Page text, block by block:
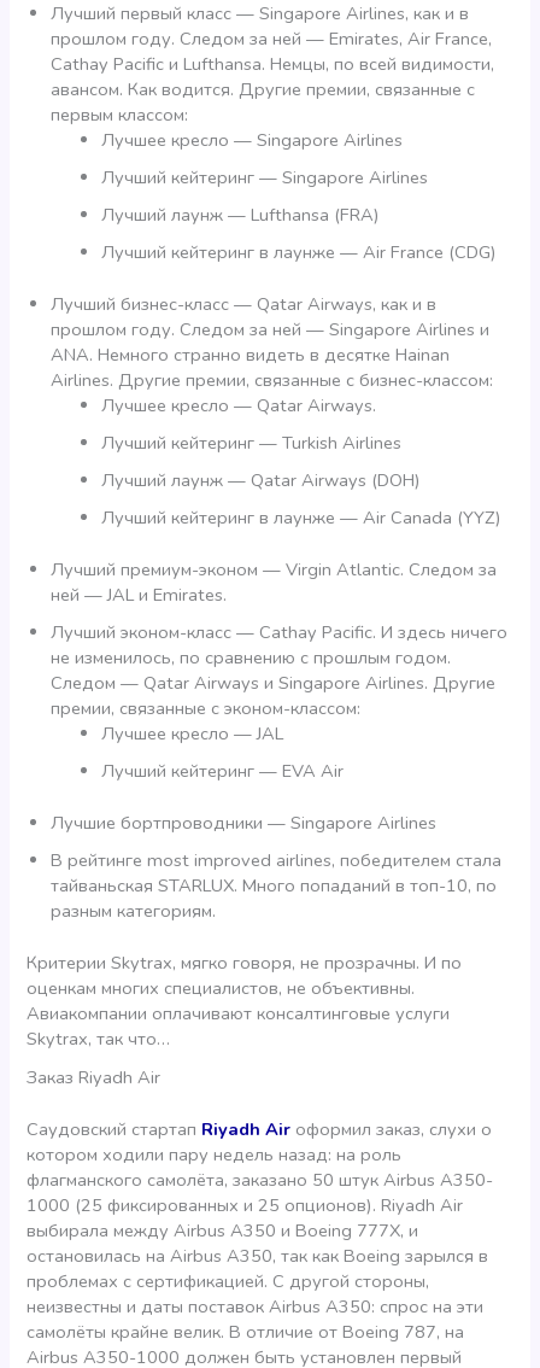
Лучший первый класс — Singapore Airlines, как и в
прошлом году. Следом за ней — Emirates, Air France,
Cathay Pacific и Lufthansa. Немцы, по всей видимости,
авансом. Как водится. Другие премии, связанные с
первым классом:
Лучшее кресло — Singapore Airlines
Лучший кейтеринг — Singapore Airlines
Лучший лаунж — Lufthansa (FRA)
Лучший кейтеринг в лаунже — Air France (CDG)
Лучший бизнес-класс — Qatar Airways, как и в
прошлом году. Следом за ней — Singapore Airlines и
ANA. Немного странно видеть в десятке Hainan
Airlines. Другие премии, связанные с бизнес-классом:
Лучшее кресло — Qatar Airways.
Лучший кейтеринг — Turkish Airlines
Лучший лаунж — Qatar Airways (DOH)
Лучший кейтеринг в лаунже — Air Canada (YYZ)
Лучший премиум-эконом — Virgin Atlantic. Следом за
ней — JAL и Emirates.
Лучший эконом-класс — Cathay Pacific. И здесь ничего
не изменилось, по сравнению с прошлым годом.
Следом — Qatar Airways и Singapore Airlines. Другие
премии, связанные с эконом-классом:
Лучшее кресло — JAL
Лучший кейтеринг — EVA Air
Лучшие бортпроводники — Singapore Airlines
В рейтинге most improved airlines, победителем стала
тайваньская STARLUX. Много попаданий в топ-10, по
разным категориям.
Критерии Skytrax, мягко говоря, не прозрачны. И по
оценкам многих специалистов, не объективны.
Авиакомпании оплачивают консалтинговые услуги
Skytrax, так что…
Заказ Riyadh Air
Саудовский стартап Riyadh Air оформил заказ, слухи о
котором ходили пару недель назад: на роль
флагманского самолёта, заказано 50 штук Airbus A350-
1000 (25 фиксированных и 25 опционов). Riyadh Air
выбирала между Airbus A350 и Boeing 777X, и
остановилась на Airbus A350, так как Boeing зарылся в
проблемах с сертификацией. С другой стороны,
неизвестны и даты поставок Airbus A350: спрос на эти
самолёты крайне велик. В отличие от Boeing 787, на
Airbus A350-1000 должен быть установлен первый